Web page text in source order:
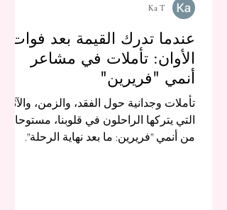
عندما تدرك القيمة بعد فوات
الأوان: تأملات في مشاعر
أنمي "فريرين"
تأملات وجدانية حول الفقد، والزمن، والآثار
التي يتركها الراحلون في قلوبنا، مستوحاة
من أنمي "فريرين: ما بعد نهاية الرحلة".
Ka T